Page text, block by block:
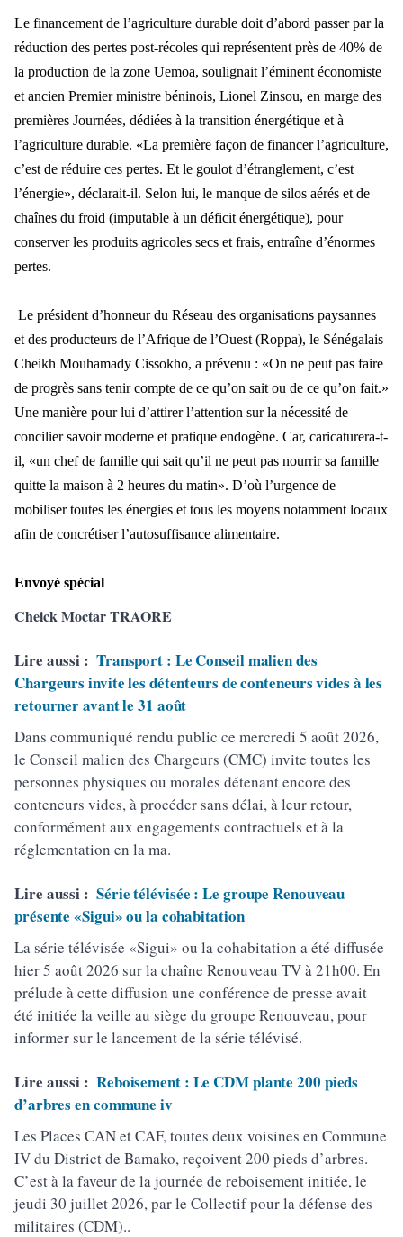
Le financement de l’agriculture durable doit d’abord passer par la
réduction des pertes post-récoles qui représentent près de 40% de
la production de la zone Uemoa, soulignait l’éminent économiste
et ancien Premier ministre béninois, Lionel Zinsou, en marge des
premières Journées, dédiées à la transition énergétique et à
l’agriculture durable. «La première façon de financer l’agriculture,
c’est de réduire ces pertes. Et le goulot d’étranglement, c’est
l’énergie», déclarait-il. Selon lui, le manque de silos aérés et de
chaînes du froid (imputable à un déficit énergétique), pour
conserver les produits agricoles secs et frais, entraîne d’énormes
pertes.
Le président d’honneur du Réseau des organisations paysannes
et des producteurs de l’Afrique de l’Ouest (Roppa), le Sénégalais
Cheikh Mouhamady Cissokho, a prévenu : «On ne peut pas faire
de progrès sans tenir compte de ce qu’on sait ou de ce qu’on fait.»
Une manière pour lui d’attirer l’attention sur la nécessité de
concilier savoir moderne et pratique endogène. Car, caricaturera-t-
il, «un chef de famille qui sait qu’il ne peut pas nourrir sa famille
quitte la maison à 2 heures du matin». D’où l’urgence de
mobiliser toutes les énergies et tous les moyens notamment locaux
afin de concrétiser l’autosuffisance alimentaire.
Envoyé spécial
Cheick Moctar TRAORE
Lire aussi : Transport : Le Conseil malien des
Chargeurs invite les détenteurs de conteneurs vides à les
retourner avant le 31 août
Dans communiqué rendu public ce mercredi 5 août 2026,
le Conseil malien des Chargeurs (CMC) invite toutes les
personnes physiques ou morales détenant encore des
conteneurs vides, à procéder sans délai, à leur retour,
conformément aux engagements contractuels et à la
réglementation en la ma.
Lire aussi : Série télévisée : Le groupe Renouveau
présente «Sigui» ou la cohabitation
La série télévisée «Sigui» ou la cohabitation a été diffusée
hier 5 août 2026 sur la chaîne Renouveau TV à 21h00. En
prélude à cette diffusion une conférence de presse avait
été initiée la veille au siège du groupe Renouveau, pour
informer sur le lancement de la série télévisé.
Lire aussi : Reboisement : Le CDM plante 200 pieds
d’arbres en commune iv
Les Places CAN et CAF, toutes deux voisines en Commune
IV du District de Bamako, reçoivent 200 pieds d’arbres.
C’est à la faveur de la journée de reboisement initiée, le
jeudi 30 juillet 2026, par le Collectif pour la défense des
militaires (CDM)..